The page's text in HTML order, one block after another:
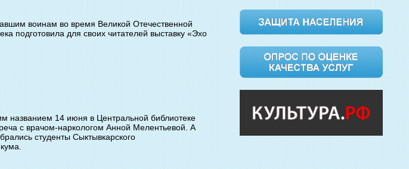
воинам во время Великой Отечественной
подготовила для своих читателей выставку «Эхо
названием 14 июня в Центральной библиотеке
с врачом-наркологом Анной Мелентьевой. А
студенты Сыктывкарского